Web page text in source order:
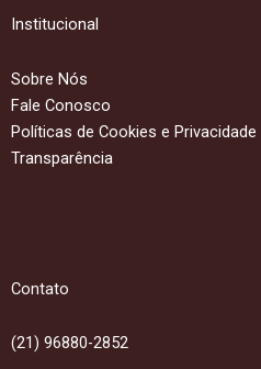
Institucional
Sobre Nós
Fale Conosco
Políticas de Cookies e Privacidade
Transparência
Contato
(21) 96880-2852